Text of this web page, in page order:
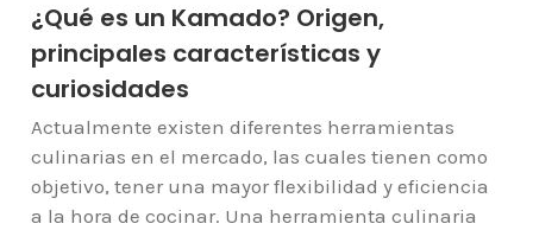
¿Qué es un Kamado? Origen,
principales características y
curiosidades
Actualmente existen diferentes herramientas
culinarias en el mercado, las cuales tienen como
objetivo, tener una mayor flexibilidad y eficiencia
a la hora de cocinar. Una herramienta culinaria